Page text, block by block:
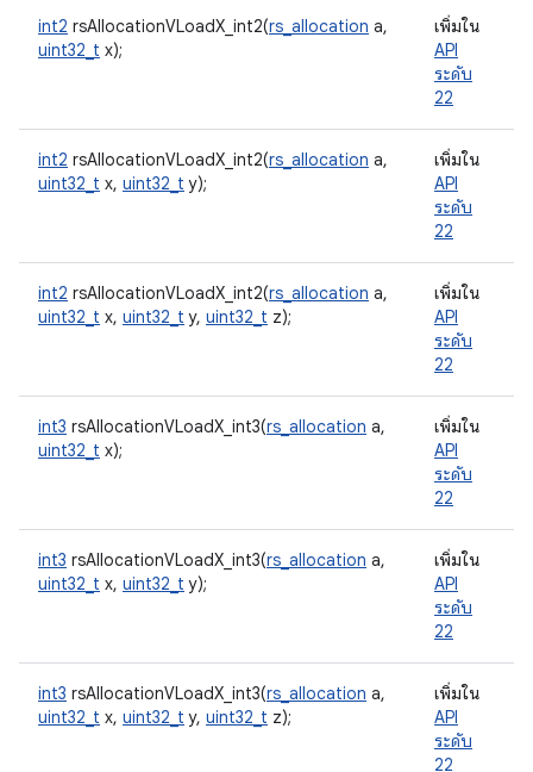
int2 rsAllocationVLoadX_int2(rs_allocation a,
uint32_t x);
เพิ่มใน
API
ระดับ
22
int2 rsAllocationVLoadX_int2(rs_allocation a,
uint32_t x, uint32_t y);
เพิ่มใน
API
ระดับ
22
int2 rsAllocationVLoadX_int2(rs_allocation a,
uint32_t x, uint32_t y, uint32_t z);
เพิ่มใน
API
ระดับ
22
int3 rsAllocationVLoadX_int3(rs_allocation a,
uint32_t x);
เพิ่มใน
API
ระดับ
22
int3 rsAllocationVLoadX_int3(rs_allocation a,
uint32_t x, uint32_t y);
เพิ่มใน
API
ระดับ
22
int3 rsAllocationVLoadX_int3(rs_allocation a,
uint32_t x, uint32_t y, uint32_t z);
เพิ่มใน
API
ระดับ
22